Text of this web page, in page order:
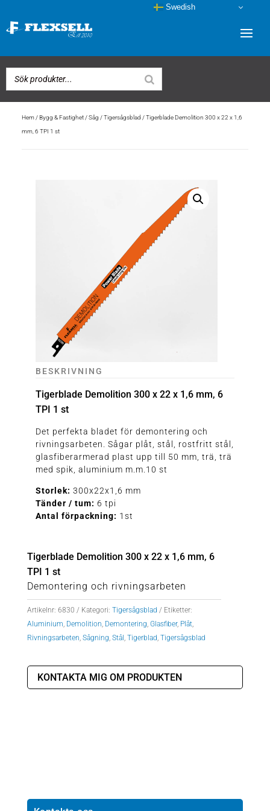
Hem/Bygg & Fastighet/Såg /Tigersågsblad / Tigerblade Demolition 300 x 22 x 1,6
mm, 6 TPI 1 st
BESKRIVNING
Tigerblade Demolition 300 x 22 x 1,6 mm, 6
TPI 1 st
Det perfekta bladet för demontering och
rivningsarbeten. Sågar plåt, stål, rostfritt stål,
glasfiberarmerad plast upp till 50 mm, trä, trä
med spik, aluminium m.m.10 st
Storlek: 300x22x1,6 mm
Tänder / tum: 6 tpi
Antal förpackning: 1st
Tigerblade Demolition 300 x 22 x 1,6 mm, 6
TPI 1 st
Demontering och rivningsarbeten
Artikelnr: 6830 Kategori: Tigersågsblad
Etiketter:
Aluminium, Demolition, Demontering, Glasfiber, Plåt,
Rivningsarbeten, Sågning, Stål , Tigerblad, Tigersågsblad
KONTAKTA MIG OM PRODUKTEN
Swedish